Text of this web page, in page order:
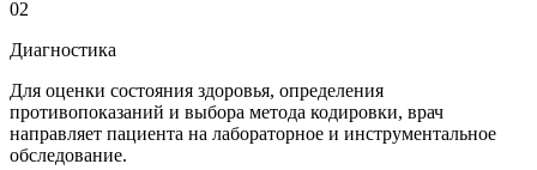
02
Диагностика
Для оценки состояния здоровья, определения
противопоказаний и выбора метода кодировки, врач
направляет пациента на лабораторное и инструментальное
обследование.